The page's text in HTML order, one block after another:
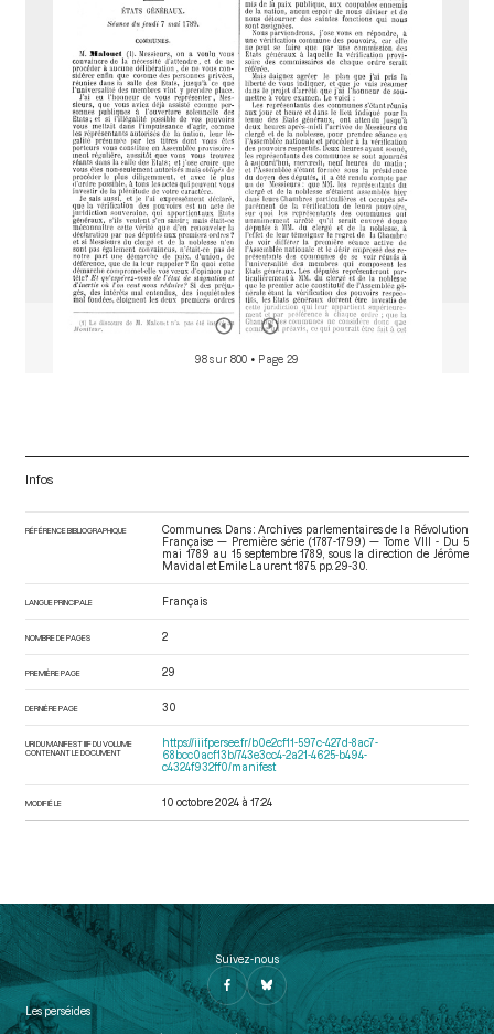
98 sur 800 • Page 29
Infos
RÉFÉRENCE BIBLIOGRAPHIQUE
Communes. Dans : Archives parlementaires de la Révolution
Française — Première série (1787-1799) — Tome VIII - Du 5
mai 1789 au 15 septembre 1789 , sous la direction de Jérôme
Mavidal et Emile Laurent. 1875. pp. 29-30.
LANGUE PRINCIPALE Français
NOMBRE DE PAGES 2
PREMIÈRE PAGE 29
DERNIÈRE PAGE 30
URI DU MANIFEST IIIF DU VOLUME
CONTENANT LE DOCUMENT
https://iiif.persee.fr/b0e2cf11-597c-427d-8ac7-
68bcc0acf13b/743e3cc4-2a21-4625-b494-
c4324f932ff0/manifest
MODIFIÉ LE 10 octobre 2024 à 17:24
Suivez-nous
Les perséides